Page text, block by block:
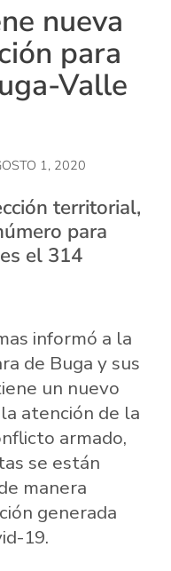
nueva
para
Valle
1, 2020
territorial,
para
el 314
informó a la
de Buga y sus
un nuevo
atención de la
armado,
se están
manera
generada
19.